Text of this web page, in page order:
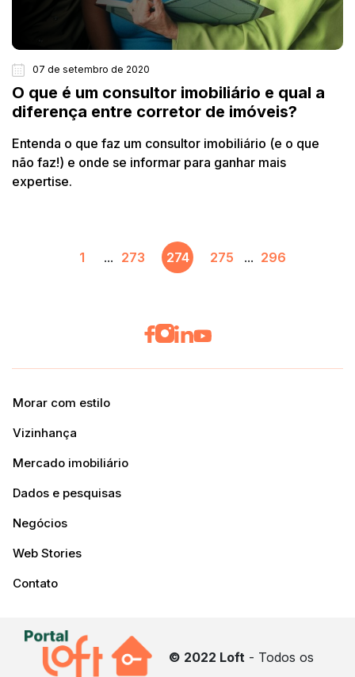
07 de setembro de 2020
O que é um consultor imobiliário e qual a
diferença entre corretor de imóveis?
Entenda o que faz um consultor imobiliário (e o que
não faz!) e onde se informar para ganhar mais
expertise.
1 ... 273 274 275 ... 296
Morar com estilo
Vizinhança
Mercado imobiliário
Dados e pesquisas
Negócios
Web Stories
Contato
© 2022 Loft - Todos os